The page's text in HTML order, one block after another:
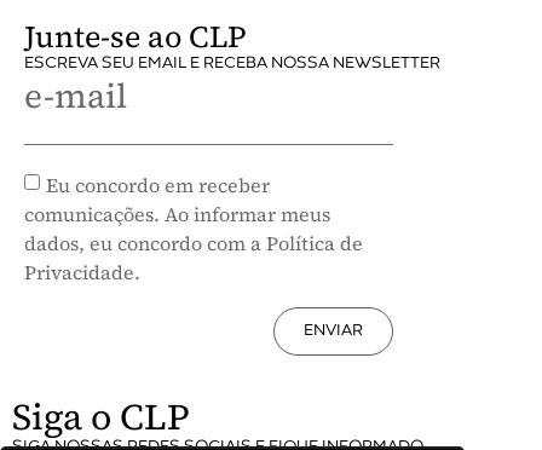
Junte-se ao CLP
ESCREVA SEU EMAIL E RECEBA NOSSA NEWSLETTER
e-mail
Eu concordo em receber
comunicações. Ao informar meus
dados, eu concordo com a Política de
Privacidade.
ENVIAR
Siga o CLP